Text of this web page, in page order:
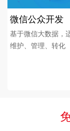
微信公众开发
基于微信大数据，
维护、管理、转化